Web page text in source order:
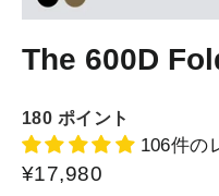
The 600D
180 ポイント
106件の
¥17,980